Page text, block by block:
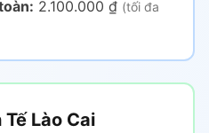
2.100.000 ₫ (tối đa
Lào Cai